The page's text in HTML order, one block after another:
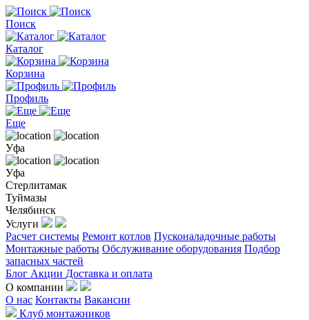
Поиск
Каталог
Корзина
Профиль
Еще
Уфа
Уфа
Стерлитамак
Туймазы
Челябинск
Услуги
Расчет системы Ремонт котлов Пусконаладочные работы
Монтажные работы Обслуживание оборудования Подбор
запасных частей
Блог Акции Доставка и оплата
О компании
О нас Контакты Вакансии
Клуб монтажников